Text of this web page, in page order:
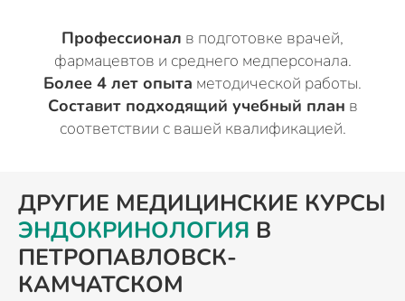
Профессионал в подготовке врачей,
фармацевтов и среднего медперсонала.
Более 4 лет опыта методической работы.
Составит подходящий учебный план в
соответствии с вашей квалификацией.
ДРУГИЕ МЕДИЦИНСКИЕ КУРСЫ
ЭНДОКРИНОЛОГИЯ В
ПЕТРОПАВЛОВСК-
КАМЧАТСКОМ